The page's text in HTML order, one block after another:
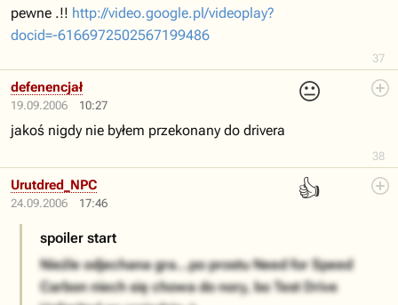
37
pewne .!! http://video.google.pl/videoplay?
docid=-6166972502567199486
19.09.2006 10:27
😐
38
defenencjał
jakoś nigdy nie byłem przekonany do drivera
24.09.2006 17:46
👍
Urutdred_NPC
spoiler start
Nieźle odjechana gra...po prostu Need for Speed
Carbon niech się chowa do nory, bo Test Drive